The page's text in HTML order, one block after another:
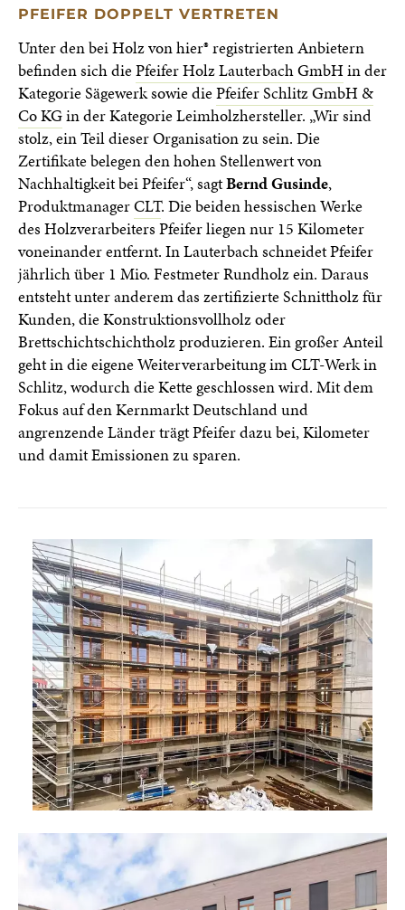
PFEIFER DOPPELT VERTRETEN
Unter den bei Holz von hier® registrierten Anbietern
befinden sich diePfeifer Holz Lauterbach GmbHin der
Kategorie Sägewerk sowie diePfeifer Schlitz GmbH &
Co KGin der Kategorie Leimholzhersteller. „Wir sind
stolz, ein Teil dieser Organisation zu sein. Die
Zertifikate belegen den hohen Stellenwert von
Nachhaltigkeit bei Pfeifer“, sagtBernd Gusinde,
ProduktmanagerCLT. Die beiden hessischen Werke
des Holzverarbeiters Pfeifer liegen nur 15 Kilometer
voneinander entfernt. In Lauterbach schneidet Pfeifer
jährlich über 1 Mio. Festmeter Rundholz ein. Daraus
entsteht unter anderem das zertifizierte Schnittholz für
Kunden, die Konstruktionsvollholz oder
Brettschichtschichtholz produzieren. Ein großer Anteil
geht in die eigene Weiterverarbeitung im CLT-Werk in
Schlitz, wodurch die Kette geschlossen wird. Mit dem
Fokus auf den Kernmarkt Deutschland und
angrenzende Länder trägt Pfeifer dazu bei, Kilometer
und damit Emissionen zu sparen.